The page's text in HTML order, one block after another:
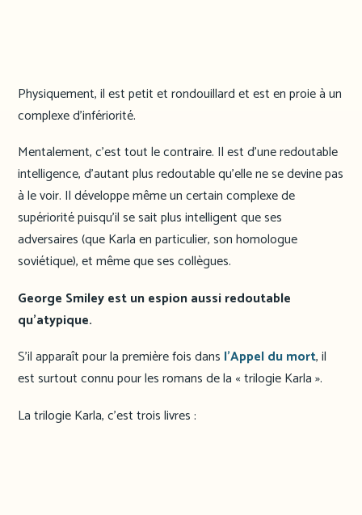
Physiquement, il est petit et rondouillard et est en proie à un
complexe d’infériorité.
Mentalement, c’est tout le contraire. Il est d’une redoutable
intelligence, d’autant plus redoutable qu’elle ne se devine pas
à le voir. Il développe même un certain complexe de
supériorité puisqu’il se sait plus intelligent que ses
adversaires (que Karla en particulier, son homologue
soviétique), et même que ses collègues.
George Smiley est un espion aussi redoutable
qu’atypique.
S’il apparaît pour la première fois dans l’Appel du mort, il
est surtout connu pour les romans de la « trilogie Karla ».
La trilogie Karla, c’est trois livres :